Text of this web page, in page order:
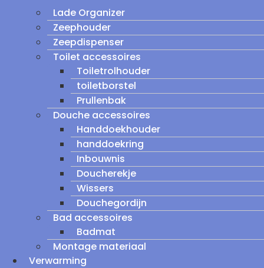
Lade Organizer
Zeephouder
Zeepdispenser
Toilet accessoires
Toiletrolhouder
toiletborstel
Prullenbak
Douche accessoires
Handdoekhouder
handdoekring
Inbouwnis
Doucherekje
Wissers
Douchegordijn
Bad accessoires
Badmat
Montage materiaal
Verwarming